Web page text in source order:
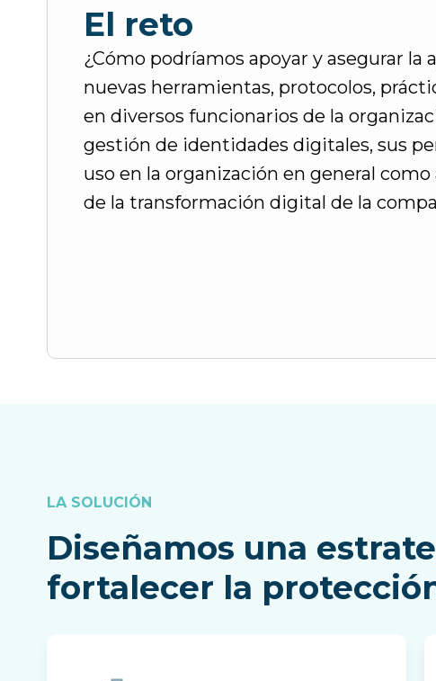
El reto
¿Cómo podríamos apoyar y asegurar la
nuevas herramientas, protocolos,
en diversos funcionarios de la
gestión de identidades digitales, sus
uso en la organización en general
de la transformación digital de la
LA SOLUCIÓN
Diseñamos una
fortalecer la